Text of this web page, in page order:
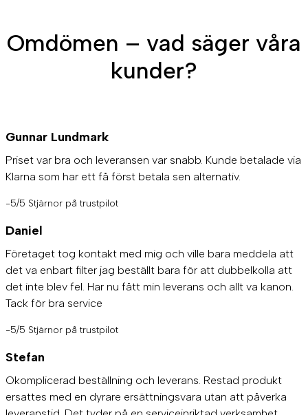
Omdömen – vad säger våra
kunder?
Gunnar Lundmark
Priset var bra och leveransen var snabb. Kunde betalade via
Klarna som har ett få först betala sen alternativ.
-5/5 Stjärnor på trustpilot
Daniel
Företaget tog kontakt med mig och ville bara meddela att
det va enbart filter jag beställt bara för att dubbelkolla att
det inte blev fel. Har nu fått min leverans och allt va kanon.
Tack för bra service
-5/5 Stjärnor på trustpilot
Stefan
Okomplicerad beställning och leverans. Restad produkt
ersattes med en dyrare ersättningsvara utan att påverka